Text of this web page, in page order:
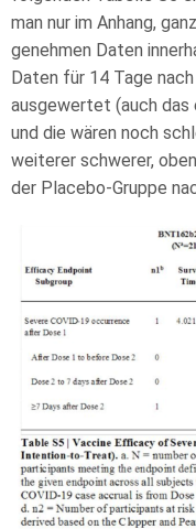
man nur im Anhang,
genehmen Daten
Daten für 14 Tage
ausgewertet (auch
und die wären noch
weiterer schwerer,
der Placebo-Gruppe